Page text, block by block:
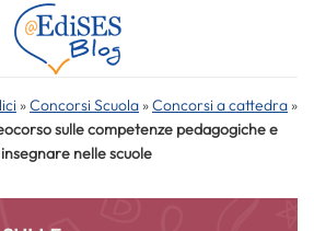
»Concorsi Scuola »Concorsi a cattedra »
sulle competenze pedagogiche e
nelle scuole